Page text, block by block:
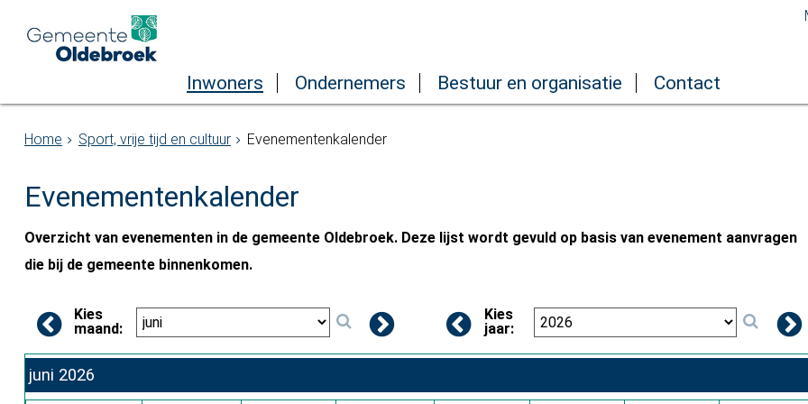
Inwoners Ondernemers Bestuur en organisatie Contact
Home Sport, vrije tijd en cultuur Evenementenkalender
Evenementenkalender
Overzicht van evenementen in de gemeente Oldebroek. Deze lijst wordt gevuld op basis van evenement aanvragen
die bij de gemeente binnenkomen.
Kies
maand:
Kies
jaar:
juni 2026